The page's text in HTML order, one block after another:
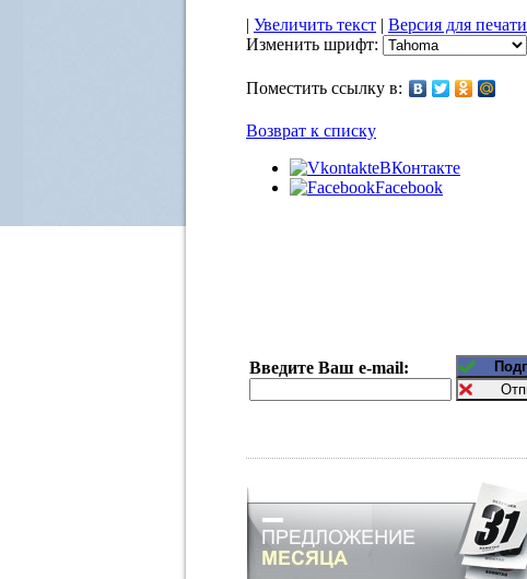
| Увеличить текст | Версия для печати
Изменить шрифт:
Поместить ссылку в:
Возврат к списку
ВКонтакте
Facebook
Введите Ваш e-mail: